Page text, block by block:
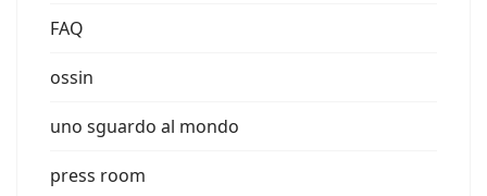
FAQ
ossin
uno sguardo al mondo
press room